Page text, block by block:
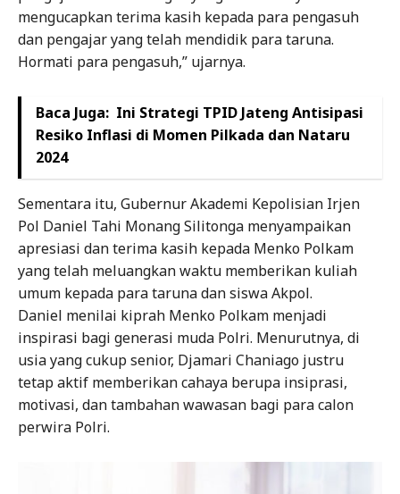
mengucapkan terima kasih kepada para pengasuh
dan pengajar yang telah mendidik para taruna.
Hormati para pengasuh,” ujarnya.
Baca Juga: Ini Strategi TPID Jateng Antisipasi
Resiko Inflasi di Momen Pilkada dan Nataru
2024
Sementara itu, Gubernur Akademi Kepolisian Irjen
Pol Daniel Tahi Monang Silitonga menyampaikan
apresiasi dan terima kasih kepada Menko Polkam
yang telah meluangkan waktu memberikan kuliah
umum kepada para taruna dan siswa Akpol.
Daniel menilai kiprah Menko Polkam menjadi
inspirasi bagi generasi muda Polri. Menurutnya, di
usia yang cukup senior, Djamari Chaniago justru
tetap aktif memberikan cahaya berupa insiprasi,
motivasi, dan tambahan wawasan bagi para calon
perwira Polri.